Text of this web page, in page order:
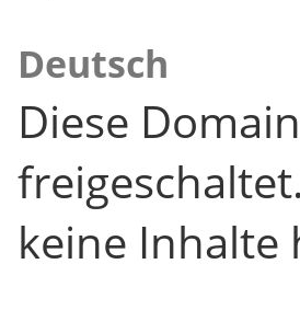
Deutsch
Diese
keine Inhalte